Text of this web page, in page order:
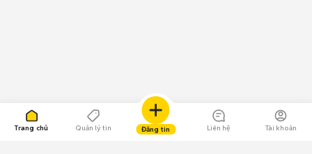
Trang chủ Quản lý tin Đăng tin Liên hệ Tài khoản